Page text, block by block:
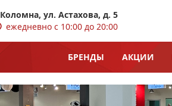
Коломна, ул. Астахова, д. 5
ежедневно с 10:00 до 20:00
БРЕНДЫ АКЦИИ